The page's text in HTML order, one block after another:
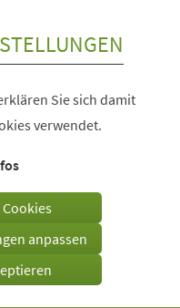
Sie sich damit
verwendet.
anpassen